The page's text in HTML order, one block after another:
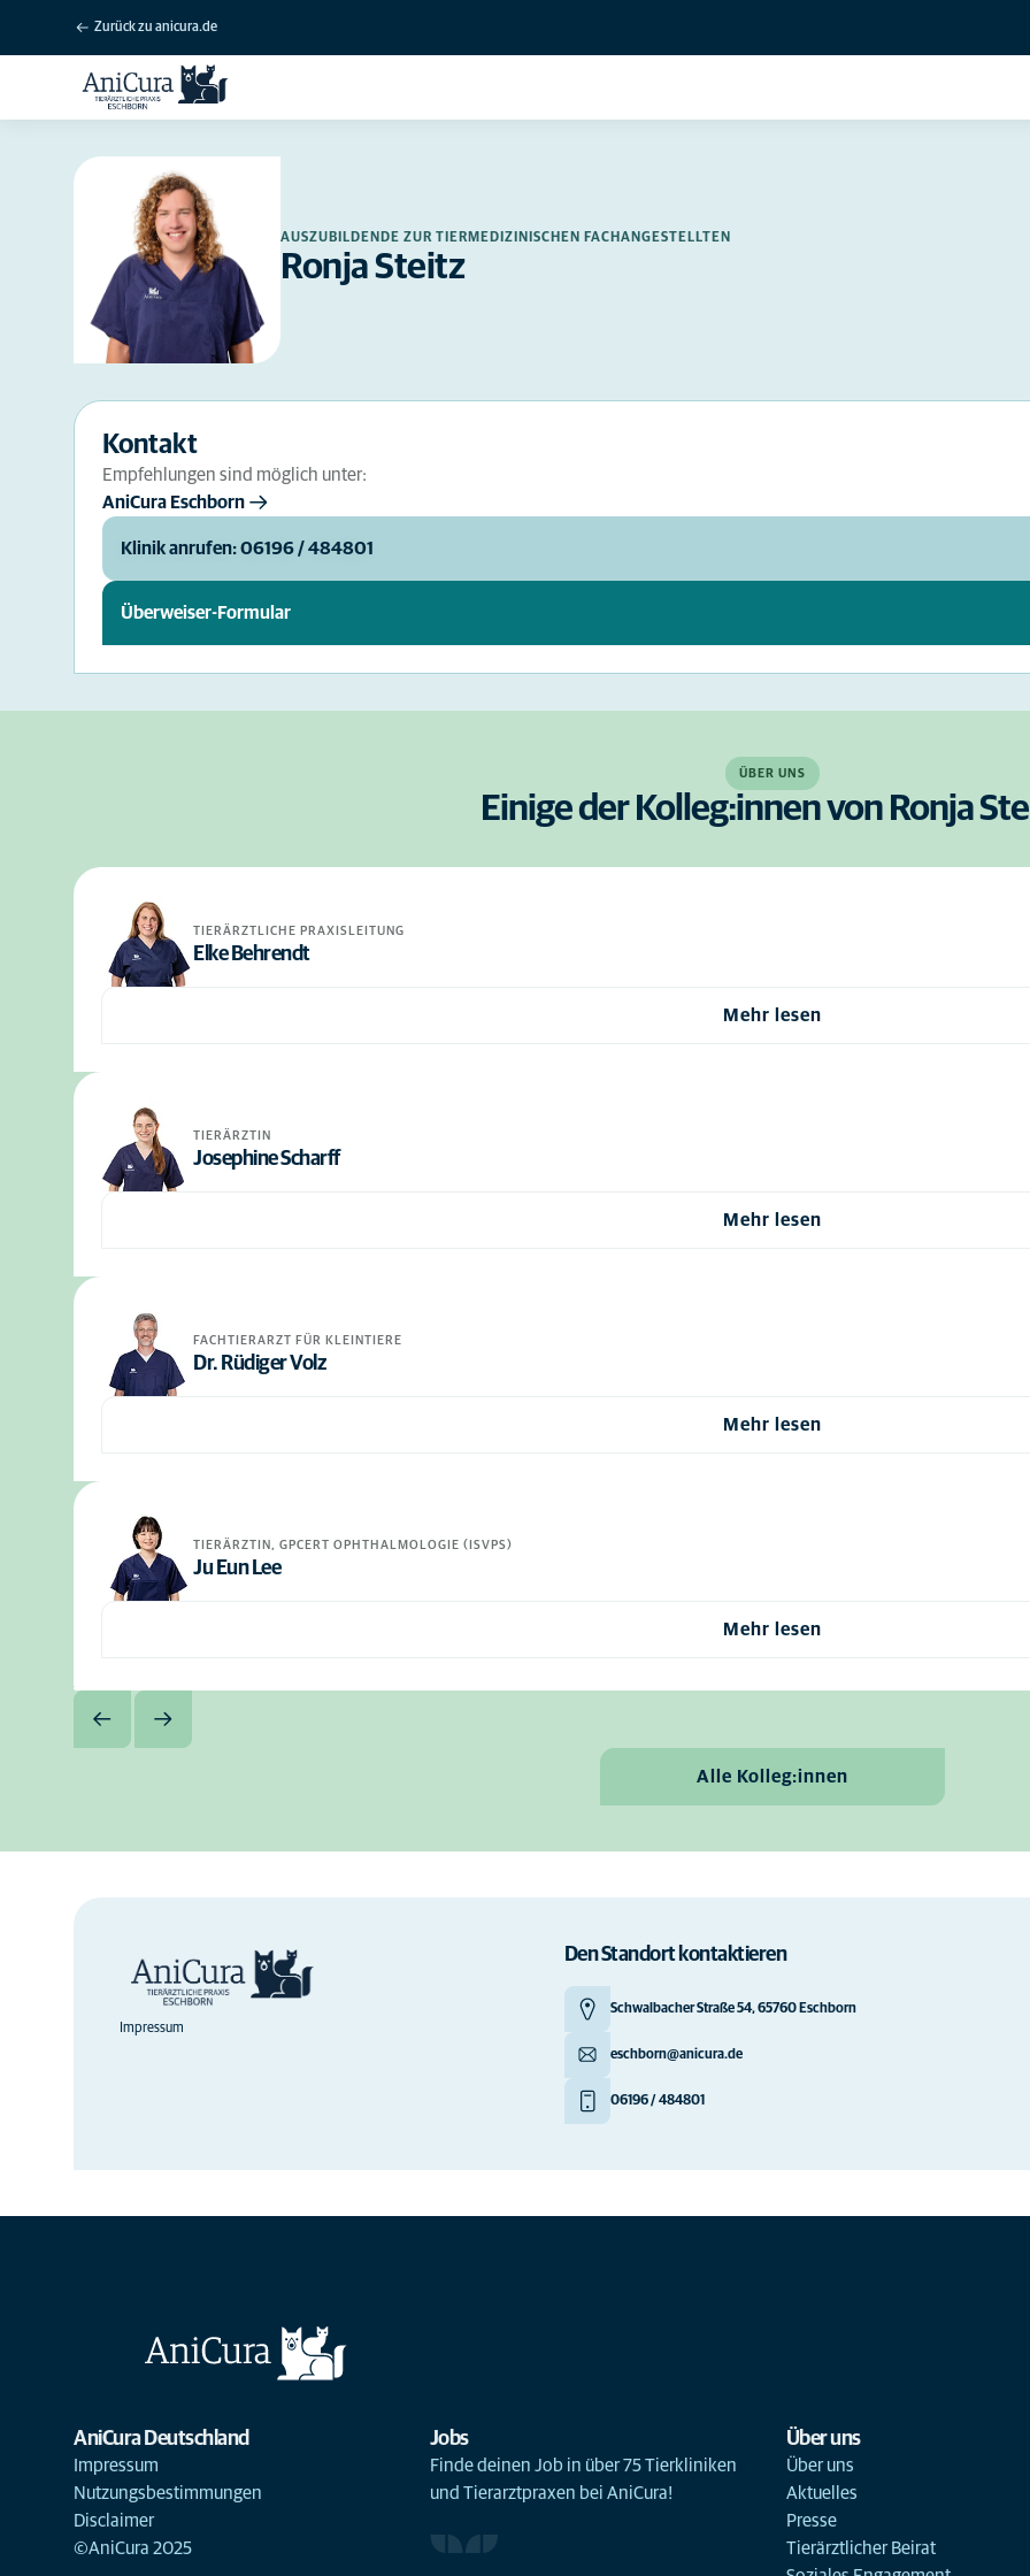
Zurück zu anicura.de
AUSZUBILDENDE ZUR TIERMEDIZINISCHEN FACHANGESTELLTEN
Ronja Steitz
Kontakt
Empfehlungen sind möglich unter:
AniCura Eschborn
Klinik anrufen: 06196 / 484801
Überweiser-Formular
ÜBER UNS
Einige der Kolleg:innen von Ronja
TIERÄRZTLICHE PRAXISLEITUNG
Elke Behrendt
Mehr lesen
TIERÄRZTIN
Josephine Scharff
Mehr lesen
FACHTIERARZT FÜR KLEINTIERE
Dr. Rüdiger Volz
Mehr lesen
TIERÄRZTIN, GPCERT OPHTHALMOLOGIE (ISVPS)
Ju Eun Lee
Mehr lesen
Alle Kolleg:innen
Impressum
Den Standort kontaktieren
Schwalbacher Straße 54, 65760 Eschborn
eschborn@anicura.de
06196 / 484801
AniCura Deutschland
Impressum
Nutzungsbestimmungen
Disclaimer
©AniCura 2025
Jobs
Finde deinen Job in über 75 Tierkliniken
und Tierarztpraxen bei AniCura!
Über uns
Über uns
Aktuelles
Presse
Tierärztlicher Beirat